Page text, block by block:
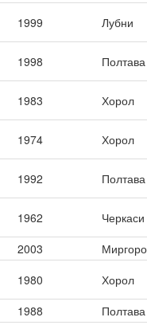
1999 Лубни
1998 Полтава
1983 Хорол
1974 Хорол
1992 Полтава
1962
Черкаси
2003
1980
Хорол
1988
Полтава